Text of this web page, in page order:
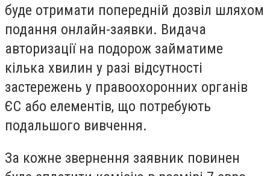
буде отримати попередній дозвіл шляхом
подання онлайн-заявки. Видача
авторизації на подорож займатиме
кілька хвилин у разі відсутності
застережень у правоохоронних органів
ЄС або елементів, що потребують
подальшого вивчення.
За кожне звернення заявник повинен